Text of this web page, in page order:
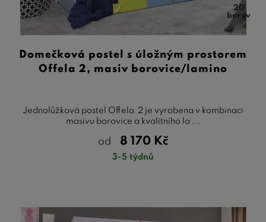
20
barev
Domečková postel s úložným prostorem
Offela 2, masiv borovice/lamino
Jednolůžková postel Offela 2 je vyrobena v kombinaci
masivu borovice a kvalitního la ...
od 8 170 Kč
3-5 týdnů